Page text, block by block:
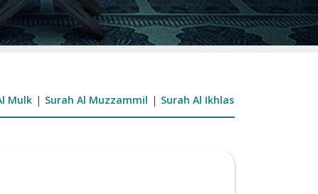
Mulk | Surah Al Muzzammil | Surah Al Ikhlas